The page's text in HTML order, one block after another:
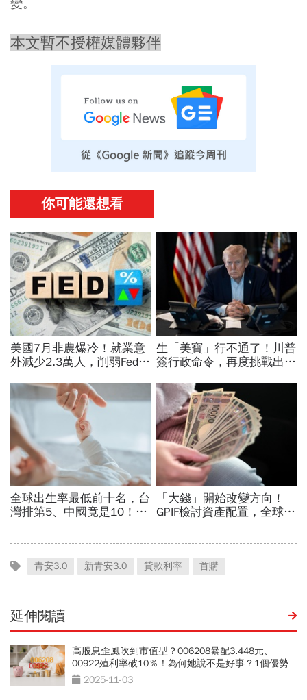
本文暫不授權媒體夥伴
青安3.0 新青安3.0 貸款利率 首購
延伸閱讀
高股息歪風吹到市值型？006208暴配3.448元、
00922殖利率破10％！為何她說不是好事？1個優勢
沒了2025-11-03